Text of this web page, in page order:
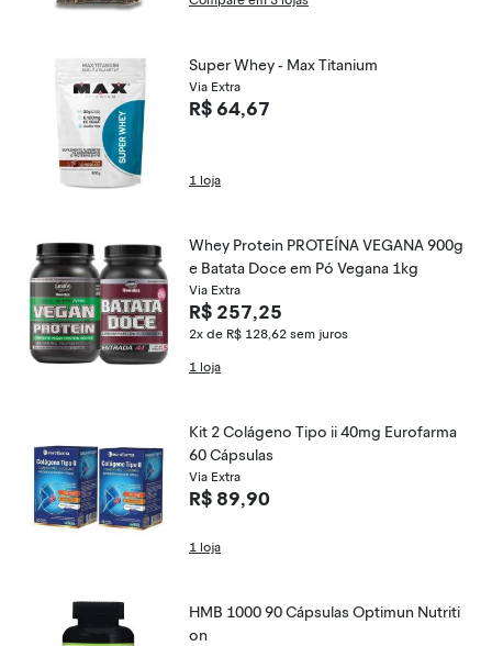
Super Whey - Max Titanium
Via Extra
R$ 64,67
1 loja
Whey Protein PROTEÍNA VEGANA 900g
e Batata Doce em Pó Vegana 1kg
Via Extra
R$ 257,25
2x de R$ 128,62 sem juros
1 loja
Kit 2 Colágeno Tipo ii 40mg Eurofarma
60 Cápsulas
Via Extra
R$ 89,90
1 loja
HMB 1000 90 Cápsulas Optimun Nutriti
on